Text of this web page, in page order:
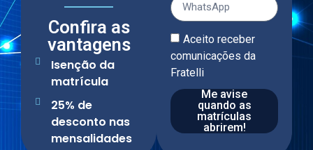
Confira as
vantagens
Isenção da
matrícula
25% de
desconto nas
mensalidades
Aceito receber
comunicações da
Fratelli
Me avise
quando as
matrículas
abrirem!